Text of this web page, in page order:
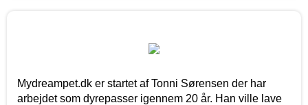
Mydreampet.dk er startet af Tonni Sørensen der har
arbejdet som dyrepasser igennem 20 år. Han ville lave